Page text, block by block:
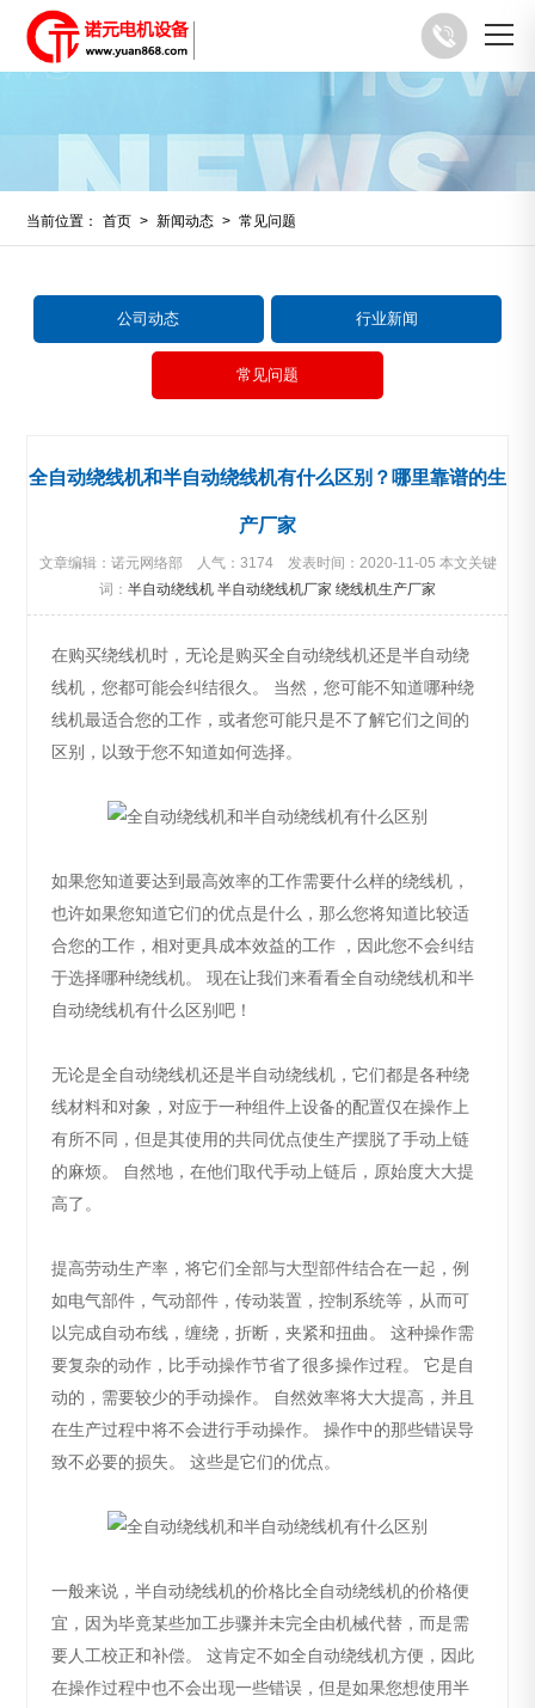
当前位置： 首页 > 新闻动态 > 常见问题
公司动态 行业新闻
常见问题
全自动绕线机和半自动绕线机有什么区别？哪里靠谱的生
产厂家
文章编辑：诺元网络部 人气： 3174 发表时间：2020-11-05 本文关键
词： 半自动绕线机 半自动绕线机厂家 绕线机生产厂家
在购买绕线机时，无论是购买全自动绕线机还是半自动绕
线机，您都可能会纠结很久。 当然，您可能不知道哪种绕
线机最适合您的工作，或者您可能只是不了解它们之间的
区别，以致于您不知道如何选择。
如果您知道要达到最高效率的工作需要什么样的绕线机，
也许如果您知道它们的优点是什么，那么您将知道比较适
合您的工作，相对更具成本效益的工作 ，因此您不会纠结
于选择哪种绕线机。 现在让我们来看看全自动绕线机和半
自动绕线机有什么区别吧！
无论是全自动绕线机还是半自动绕线机，它们都是各种绕
线材料和对象，对应于一种组件上设备的配置仅在操作上
有所不同，但是其使用的共同优点使生产摆脱了手动上链
的麻烦。 自然地，在他们取代手动上链后，原始度大大提
高了。
提高劳动生产率，将它们全部与大型部件结合在一起，例
如电气部件，气动部件，传动装置，控制系统等，从而可
以完成自动布线，缠绕，折断，夹紧和扭曲。 这种操作需
要复杂的动作，比手动操作节省了很多操作过程。 它是自
动的，需要较少的手动操作。 自然效率将大大提高，并且
在生产过程中将不会进行手动操作。 操作中的那些错误导
致不必要的损失。 这些是它们的优点。
一般来说，半自动绕线机的价格比全自动绕线机的价格便
宜，因为毕竟某些加工步骤并未完全由机械代替，而是需
要人工校正和补偿。 这肯定不如全自动绕线机方便，因此
在操作过程中也不会出现一些错误，但是如果您想使用半